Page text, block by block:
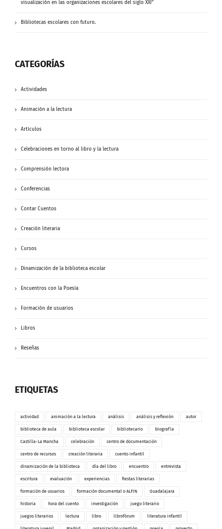
visualización en las organizaciones escolares del siglo XXI”
Bibliotecas escolares con futuro.
CATEGORÍAS
Actividades
Animación a la lectura
Artículos
Celebraciones en torno al libro y la lectura
Comprensión lectora
Conferencias
Contar Cuentos
Creación literaria
Cursos
Dinamización de la biblioteca escolar
Encuentros con la Poesía
Formación de usuarios
Libros
Reseñas
ETIQUETAS
actividad animación a la lectura análisis análisis y reflexión autor
biblioteca de aula biblioteca escolar bibliotecario biografía
Castilla-La Mancha celebración centro de documentación
centro de recursos creación literaria cuento infantil
dinamización de la biblioteca día del libro encuentro entrevista
escritura evaluación experiencias fiestas literarias
formación de usuarios formación documental o ALFIN Guadalajara
historia hora del cuento investigación juego literario
juegos literarios lectura libro librofórum literatura infantil